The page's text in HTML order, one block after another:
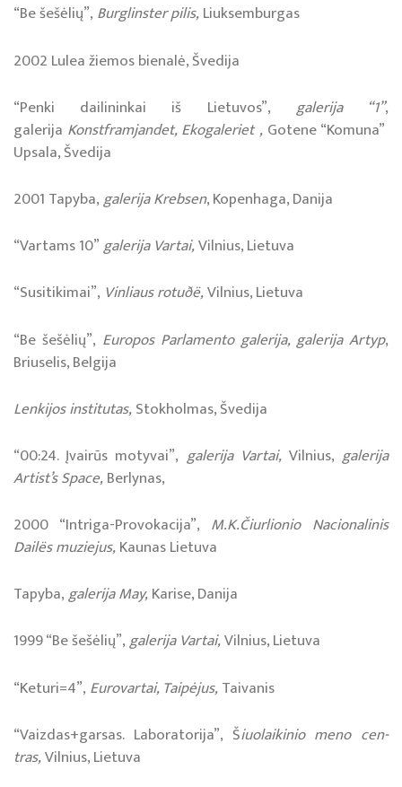
“Be šešėlių”, Burglinster pilis,Liuksemburgas
2002 Lulea žiemos bienalė, Švedija
“Penki dailininkai iš Lietuvos”, galerija “1”,
galerija Konstframjandet, Ekogaleriet ,Gotene “Komuna”
Upsala, Švedija
2001 Tapyba,galerija Krebsen, Kopenhaga, Danija
“Vartams 10”galerija Vartai,Vilnius, Lietuva
“Susitikimai”, Vinliaus rotuðë,Vilnius, Lietuva
“Be šešėlių”, Europos Parlamento galerija, galerija Artyp,
Briuselis, Belgija
Lenkijos institutas,Stokholmas, Švedija
“00:24. Įvairūs motyvai”, galerija Vartai, Vilnius,galerija
Artist’s Space,Berlynas,
2000 “Intriga-Provokacija”, M.K.Čiurlionio Nacionalinis
Dailës muziejus,Kaunas Lietuva
Tapyba,galerija May,Karise, Danija
1999 “Be šešėlių”,galerija Vartai,Vilnius, Lietuva
“Keturi=4”, Eurovartai, Taipėjus,Taivanis
“Vaiz­das+gar­sas. La­bo­ra­to­ri­ja”, Šiuo­lai­ki­nio me­no cen­
tras,Vil­nius, Lie­tu­va